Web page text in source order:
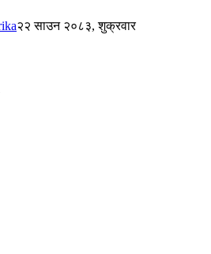
२२ साउन २०८३, शुक्रवार